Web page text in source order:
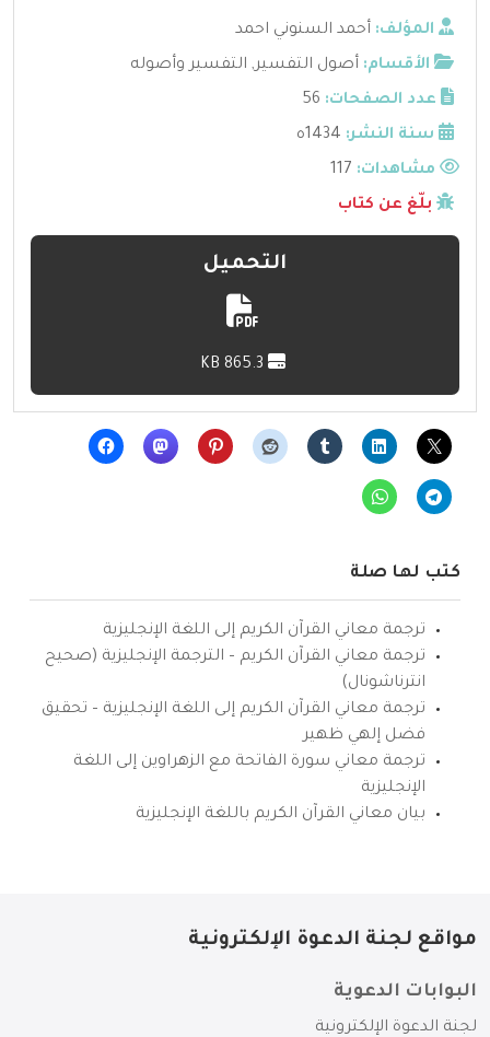
المؤلف: أحمد السنوني احمد
الأقسام: أصول التفسير, التفسير وأصوله
عدد الصفحات: 56
سنة النشر: 1434ه
مشاهدات:
بلّغ عن كتاب
التحميل
كتب لها صلة
ترجمة معاني القرآن الكريم إلى اللغة الإنجليزية
ترجمة معاني القرآن الكريم – الترجمة الإنجليزية (صحيح
انترناشونال)
ترجمة معاني القرآن الكريم إلى اللغة الإنجليزية – تحقيق
فضل إلهي ظهير
ترجمة معاني سورة الفاتحة مع الزهراوين إلى اللغة
الإنجليزية
بيان معاني القرآن الكريم باللغة الإنجليزية
مواقع لجنة الدعوة الإلكترونية
البوابات الدعوية
لجنة الدعوة الإلكترونية